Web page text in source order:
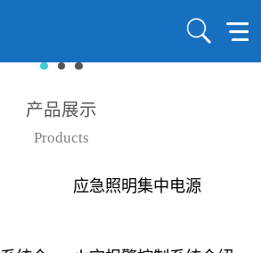
产品展示
Products
应急照明集中电源